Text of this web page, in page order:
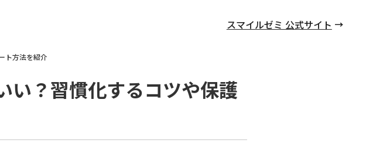
スマイルゼミ 公式サイト
ト方法を紹介
い？習慣化するコツや保護